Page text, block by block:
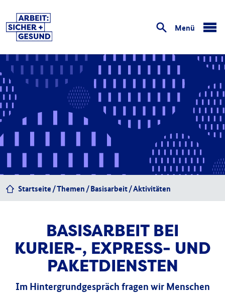
Menü
Startseite Themen Basisarbeit Aktivitäten
BASISARBEIT BEI
KURIER-, EXPRESS- UND
PAKETDIENSTEN
Im Hintergrundgespräch fragen wir Menschen